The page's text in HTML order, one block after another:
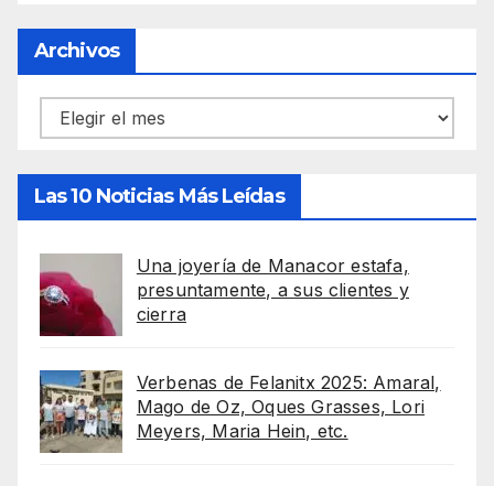
Archivos
Archivos
Las 10 Noticias Más Leídas
Una joyería de Manacor estafa,
presuntamente, a sus clientes y
cierra
Verbenas de Felanitx 2025: Amaral,
Mago de Oz, Oques Grasses, Lori
Meyers, Maria Hein, etc.